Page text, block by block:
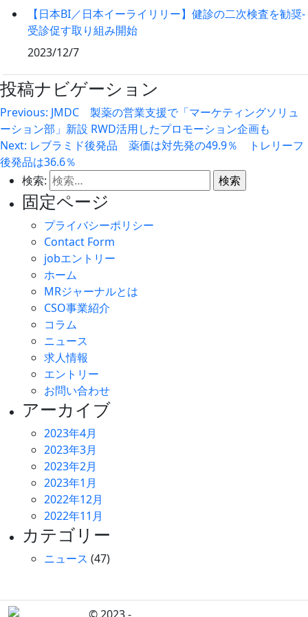
【日本BI／日本イーライリリー】健診の二次検査を勧奨‐
受診促す取り組み開始
2023/12/7
投稿ナビゲーション
Previous: JMDC 製薬の営業支援で「マーケティングソリュ
ーション部」新設 RWD活用したプロモーション企画も
Next: レブラミド後発品 薬価は対先発の49.9％ トレリーフ
後発品は36.6％
検索:
固定ページ
プライバシーポリシー
Contact Form
jobエントリー
ホーム
MRジャーナルとは
CSO事業紹介
コラム
ニュース
求人情報
エントリー
お問い合わせ
アーカイブ
2023年4月
2023年3月
2023年2月
2023年1月
2022年12月
2022年11月
カテゴリー
ニュース (47)